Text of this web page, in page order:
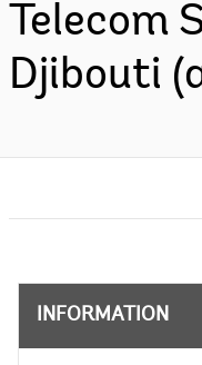
Telecom
Djibouti
INFORMATION